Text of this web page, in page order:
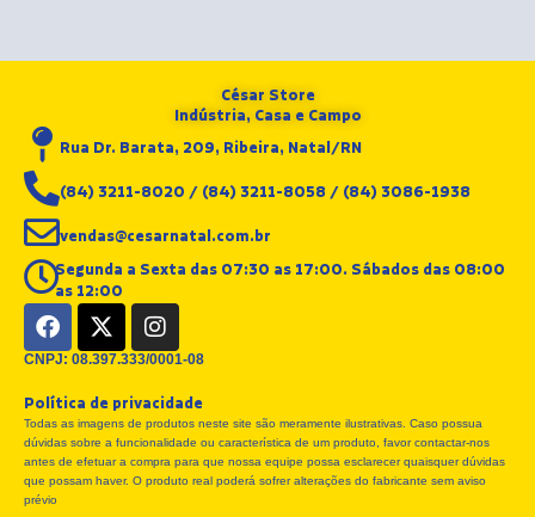
César Store
Indústria, Casa e Campo
Rua Dr. Barata, 209, Ribeira, Natal/RN
(84) 3211-8020 / (84) 3211-8058 / (84) 3086-1938
vendas@cesarnatal.com.br
Segunda a Sexta das 07:30 as 17:00. Sábados das 08:00
as 12:00
F
a
c
b
o
o
k
X
-
t
i
t
t
e
I
n
s
a
g
r
a
CNPJ: 08.397.333/0001-08
Política de privacidade
Todas as imagens de produtos neste site são meramente ilustrativas. Caso possua
dúvidas sobre a funcionalidade ou característica de um produto, favor contactar-nos
antes de efetuar a compra para que nossa equipe possa esclarecer quaisquer dúvidas
que possam haver. O produto real poderá sofrer alterações do fabricante sem aviso
prévio